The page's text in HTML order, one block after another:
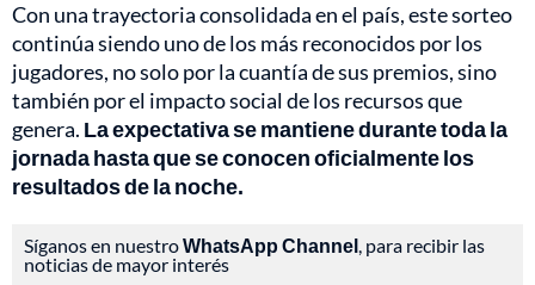
Con una trayectoria consolidada en el país, este sorteo
continúa siendo uno de los más reconocidos por los
jugadores, no solo por la cuantía de sus premios, sino
también por el impacto social de los recursos que
genera. La expectativa se mantiene durante toda la
jornada hasta que se conocen oficialmente los
resultados de la noche.
Síganos en nuestroWhatsApp Channel, para recibir las
noticias de mayor interés